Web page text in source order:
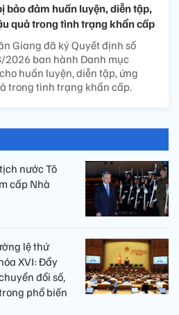
bảo đảm huấn luyện, diễn tập,
quả trong tình trạng khẩn cấp
Giang đã ký Quyết định số
ban hành Danh mục
huấn luyện, diễn tập, ứng
trong tình trạng khẩn cấp.
nước Tô
cấp Nhà
lệ thứ
XVI: Đẩy
đổi số,
phổ biến